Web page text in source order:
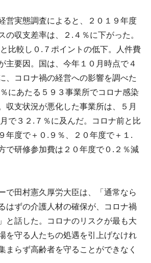
営実態調査によると、２０１９年度
の収支差率は、２.４％に下がった。
比較し０.７ポイントの低下。人件費
主要因。国は、今年１０月時点で４
、コロナ禍の経営への影響を調べた
にあたる５９３事業所でコロナ感染
収支状況が悪化した事業所は、５月
で３２.７％に及んだ。コロナ前と比
年度で＋０.９％、２０年度で＋１.
で研修参加費は２０年度で０.２％減
で田村憲久厚労大臣は、「通常なら
はずの介護人材の確保が、コロナ禍
と話した。コロナのリスクが最も大
を守る人たちの処遇を引上げなけれ
まらず高齢者を守ることができなく